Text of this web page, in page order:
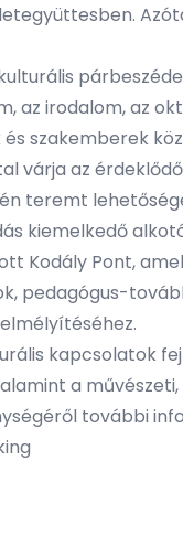
az irodalom, az
szakemberek
várja az
teremt
kiemelkedő
Kodály Pont,
pedagógus-
kapcsolatok
a
további